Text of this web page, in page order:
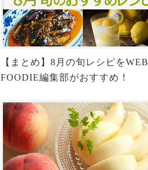
【まとめ】8月の旬レシピをWEB
FOODIE編集部がおすすめ！